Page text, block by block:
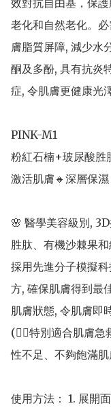
老化和自然老化。
膚脂質屏障, 減少水
酮及多酚, 具有抗炎
症, 令肌膚更健康光澤
PINK-M1
粉紅石楠+玻尿酸胜
激活肌膚🔸深層保
🌸 醫學美容級別,
胜肽、有機沙棘果
採用先進分子模擬
方, 確保肌膚得到最
肌膚狀態, 令肌膚即
(👍🏻特別適合肌膚
性不足、不夠飽滿
使用方法： 1. 展開